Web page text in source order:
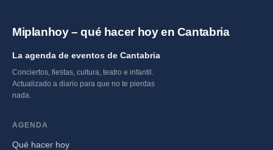
Miplanhoy – qué hacer hoy en Cantabria
La agenda de eventos de Cantabria
Conciertos, fiestas, cultura, teatro e infantil.
Actualizado a diario para que no te pierdas
nada.
AGENDA
Qué hacer hoy